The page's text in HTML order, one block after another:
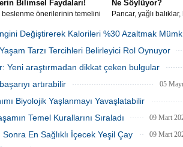
Bilimsel Faydaları!
beslenme önerilerinin temelini
kolesterol kontrolüne,
dengesinden kilo yönetimine
çok alanda vücudu
Ne Söylüyor?
Pancar, yağlı
sağlığını
besinin
Değiştirerek Kalorileri %30 Azaltmak
20 Temmuz
Tarzı Tercihleri Belirleyici Rol Oynuyor
21 Mayıs
Yeni araştırmadan dikkat çeken bulgular
12
artırabilir 05
Biyolojik Yaşlanmayı Yavaşlatabilir
11 Mart
Temel Kurallarını Sıraladı 09 Mart
En Sağlıklı İçecek Yeşil Çay 09 Mart